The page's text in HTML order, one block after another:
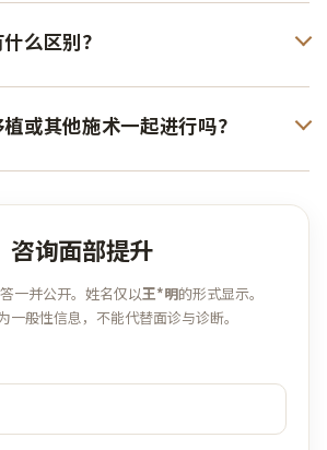
么区别？
或其他施术一起进行吗？
咨询面部提升
一并公开。姓名仅以王*明的形式显示。
一般性信息，不能代替面诊与诊断。